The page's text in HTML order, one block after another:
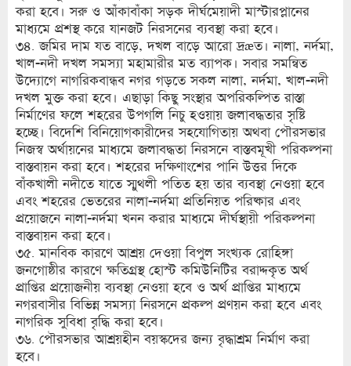
করা হবে। সরু ও আঁকাবাঁকা সড়ক দীর্ঘমেয়াদী মাস্টারপ্লানের
মাধ্যমে প্রশস্থ করে যানজট নিরসনের ব্যবস্থা করা হবে।
৩৪. জমির দাম যত বাড়ে, দখল বাড়ে আরো দ্রæত। নালা, নর্দমা,
খাল-নদী দখল সমস্যা মহামারীর মত ব্যাপক। সবার সমন্বিত
উদ্যোগে নাগরিকবান্ধব নগর গড়তে সকল নালা, নর্দমা, খাল-নদী
দখল মুক্ত করা হবে। এছাড়া কিছু সংস্থার অপরিকল্পিত রাস্তা
নির্মাণের ফলে শহরের উপগলি নিচু হওয়ায় জলাবদ্ধতার সৃষ্টি
হচ্ছে। বিদেশি বিনিয়োগকারীদের সহযোগিতায় অথবা পৌরসভার
নিজস্ব অর্থায়নের মাধ্যমে জলাবদ্ধতা নিরসনে বাস্তবমূখী পরিকল্পনা
বাস্তবায়ন করা হবে। শহরের দক্ষিণাংশের পানি উত্তর দিকে
বাঁকখালী নদীতে যাতে স্মুথলী পতিত হয় তার ব্যবস্থা নেওয়া হবে
এবং শহরের ভেতরের নালা-নর্দমা প্রতিনিয়ত পরিষ্কার এবং
প্রয়োজনে নালা-নর্দমা খনন করার মাধ্যমে দীর্ঘস্থায়ী পরিকল্পনা
বাস্তবায়ন করা হবে।
৩৫. মানবিক কারণে আশ্রয় দেওয়া বিপুল সংখ্যক রোহিঙ্গা
জনগোষ্ঠীর কারণে ক্ষতিগ্রস্থ হোস্ট কমিউনিটির বরাদ্দকৃত অর্থ
প্রাপ্তির প্রয়োজনীয় ব্যবস্থা নেওয়া হবে ও অর্থ প্রাপ্তির মাধ্যমে
নগরবাসীর বিভিন্ন সমস্যা নিরসনে প্রকল্প প্রণয়ন করা হবে এবং
নাগরিক সুবিধা বৃদ্ধি করা হবে।
৩৬. পৌরসভার আশ্রয়হীন বয়স্কদের জন্য বৃদ্ধাশ্রম নির্মাণ করা
হবে।